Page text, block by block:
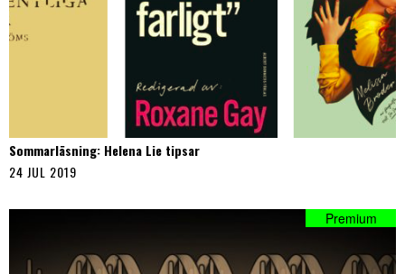
Sommarläsning: Helena Lie tipsar
24 JUL 2019